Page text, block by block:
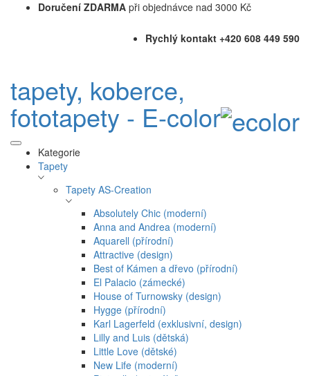
Doručení ZDARMA při objednávce nad 3000 Kč
Rychlý kontakt +420 608 449 590
tapety, koberce,
fototapety - E-color
Kategorie
Tapety
Tapety AS-Creation
Absolutely Chic (moderní)
Anna and Andrea (moderní)
Aquarell (přírodní)
Attractive (design)
Best of Kámen a dřevo (přírodní)
El Palacio (zámecké)
House of Turnowsky (design)
Hygge (přírodní)
Karl Lagerfeld (exklusivní, design)
Lilly and Luis (dětská)
Little Love (dětské)
New Life (moderní)